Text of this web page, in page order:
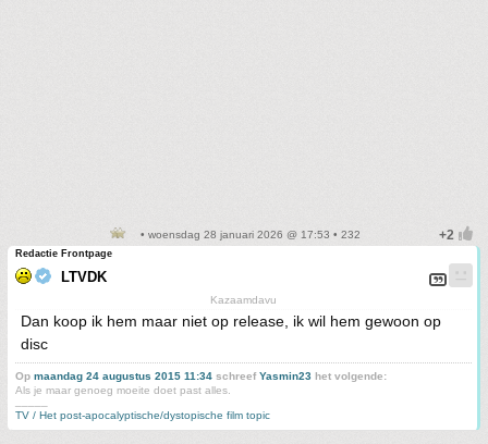
• woensdag 28 januari 2026 @ 17:53 • 232
Redactie Frontpage
LTVDK
Kazaamdavu
Dan koop ik hem maar niet op release, ik wil hem gewoon op
disc
Op maandag 24 augustus 2015 11:34 schreefYasmin23 het volgende:
Als je maar genoeg moeite doet past alles.
TV / Het post-apocalyptische/dystopische film topic